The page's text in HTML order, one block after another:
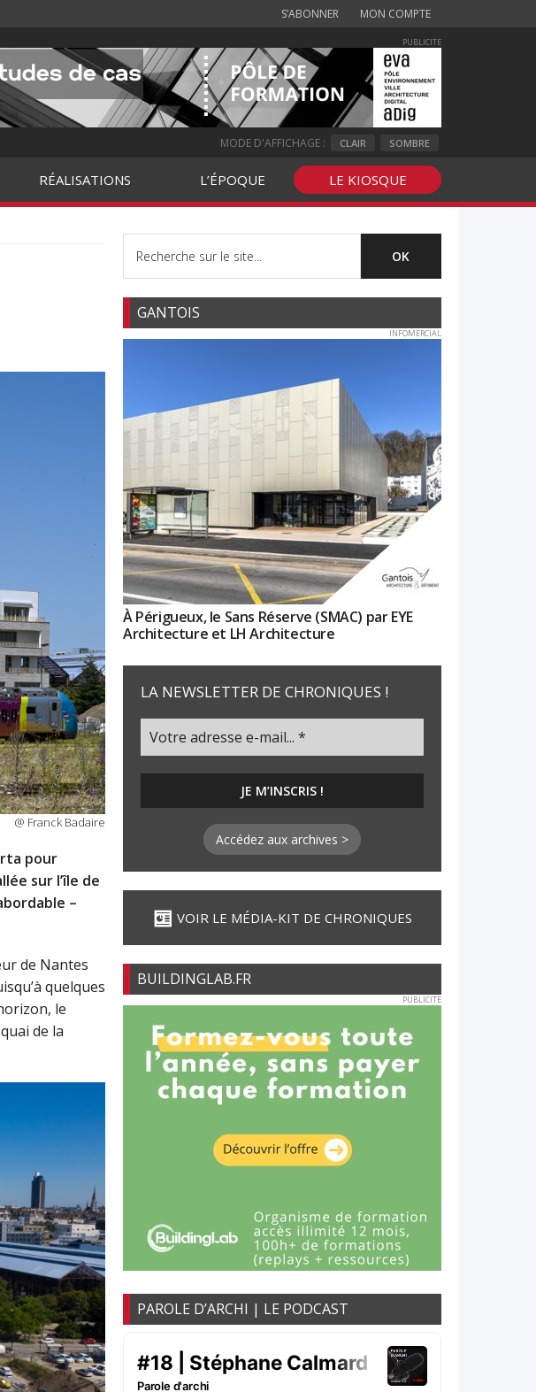
S’ABONNER MON COMPTE
PUBLICITE
MODE D'AFFICHAGE : CLAIR SOMBRE
RÉALISATIONS L’ÉPOQUE LE KIOSQUE
@ Franck Badaire
pour
sur l’île de
–
de Nantes
quelques
le
de la
GANTOIS
INFOMERCIAL
À Périgueux, le Sans Réserve (SMAC) par EYE
Architecture et LH Architecture
LA NEWSLETTER DE CHRONIQUES !
Accédez aux archives >
VOIR LE MÉDIA-KIT DE CHRONIQUES
BUILDINGLAB.FR
PUBLICITE
PAROLE D’ARCHI | LE PODCAST